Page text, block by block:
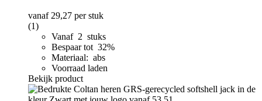
vanaf 29,27 per stuk
(1)
Vanaf 2 stuks
Bespaar tot 32%
Materiaal: abs
Voorraad laden
Bekijk product